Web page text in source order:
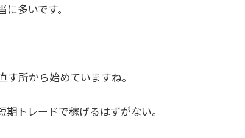
多いです。
所から始めていますね。
トレードで稼げるはずがない。